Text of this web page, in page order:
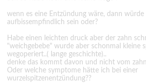
wenn es eine Entzündung wäre, dann würde
aufbissempfindlich sein oder?
Habe einen leichten druck aber der zahn
"weichgebebe" wurde aber schonmal kleine
wegoperiert..( lange geschichte)..
denke das kommt davon und nicht vom
Oder welche symptome hätte ich bei einer
wurzelspitzenentzündung??